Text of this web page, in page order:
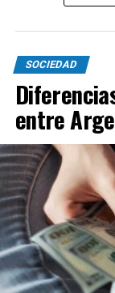
SOCIEDAD
entre